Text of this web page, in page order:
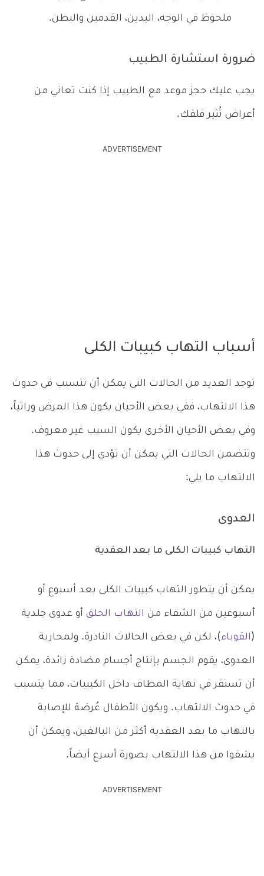
ملحوظ في الوجه، اليدين، القدمين والبطن.
ضرورة استشارة الطبيب
يجب عليك حجز موعد مع الطبيب إذا كنت تعاني من
أعراض تُثير قلقك.
ADVERTISEMENT
أسباب التهاب كبيبات الكلى
توجد العديد من الحالات التي يمكن أن تتسبب في حدوث
هذا الالتهاب، ففي بعض الأحيان يكون هذا المرض وراثياً،
وفي بعض الأحيان الأخرى يكون السبب غير معروف.
وتتضمن الحالات التي يمكن أن تؤدي إلى حدوث هذا
الالتهاب ما يلي:
العدوى
التهاب كبيبات الكلى ما بعد العقدية
يمكن أن يتطور التهاب كبيبات الكلى بعد أسبوع أو
أسبوعين من الشفاء من التهاب الحلق أو عدوى جلدية
( القوباء)، لكن في بعض الحالات النادرة. ولمحاربة
العدوى، يقوم الجسم بإنتاج أجسام مضادة زائدة، يمكن
أن تستقر في نهاية المطاف داخل الكبيبات، مما يتسبب
في حدوث الالتهاب. ويكون الأطفال عُرضة للإصابة
بالتهاب ما بعد العقدية أكثر من البالغين، ويمكن أن
يشفوا من هذا الالتهاب بصورة أسرع أيضاً.
ADVERTISEMENT